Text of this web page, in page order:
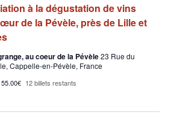
à la dégustation de vins
de la Pévèle, près de Lille et
au coeur de la Pévèle23 Rue du
Cappelle-en-Pévèle, France
55.00€ 12 billets restants